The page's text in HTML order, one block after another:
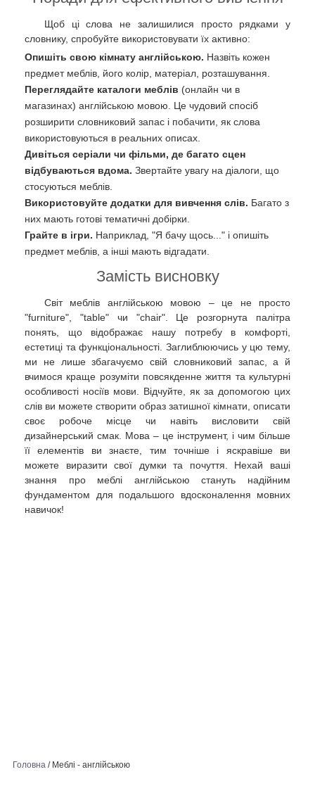
Щоб ці слова не залишилися просто рядками у
словнику, спробуйте використовувати їх активно:
Опишіть свою кімнату англійською. Назвіть кожен
предмет меблів, його колір, матеріал, розташування.
Переглядайте каталоги меблів (онлайн чи в
магазинах) англійською мовою. Це чудовий спосіб
розширити словниковий запас і побачити, як слова
використовуються в реальних описах.
Дивіться серіали чи фільми, де багато сцен
відбуваються вдома. Звертайте увагу на діалоги, що
стосуються меблів.
Використовуйте додатки для вивчення слів. Багато з
них мають готові тематичні добірки.
Грайте в ігри. Наприклад, "Я бачу щось..." і опишіть
предмет меблів, а інші мають відгадати.
Замість висновку
Світ меблів англійською мовою – це не просто
"furniture", "table" чи "chair". Це розгорнута палітра
понять, що відображає нашу потребу в комфорті,
естетиці та функціональності. Заглиблюючись у цю тему,
ми не лише збагачуємо свій словниковий запас, а й
вчимося краще розуміти повсякденне життя та культурні
особливості носіїв мови. Відчуйте, як за допомогою цих
слів ви можете створити образ затишної кімнати, описати
своє робоче місце чи навіть висловити свій
дизайнерський смак. Мова – це інструмент, і чим більше
її елементів ви знаєте, тим точніше і яскравіше ви
можете виразити свої думки та почуття. Нехай ваші
знання про меблі англійською стануть надійним
фундаментом для подальшого вдосконалення мовних
навичок!
Головна / Меблі - англійською